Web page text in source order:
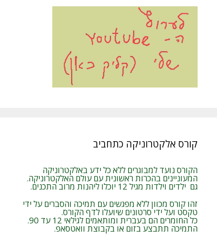
קורס אלקטרוניקה כתחביב
הקורס נועד למבוגרים ללא כל ידע באלקטרוניקה
המעוניינים בהכרות ראשונית עם עולם האלקטרוניקה.
גם ילדים וילדות מגיל 12 יוכלו ליהנות מרוב התכנים.
זהו קורס מכוון ללא מפגשים עם תמיכה והסברים על ידי
טקסט ועל ידי סרטונים שיועלו לדף הקורס.
כל החומרים הם בעברית ומותאמים לגילאי 12 עד 90.
התמיכה תתבצע בזום או בקבוצת וואטסאפ.